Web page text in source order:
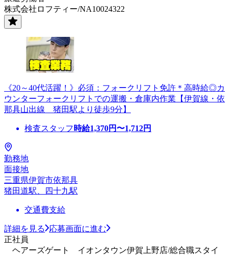
株式会社ロフティー/NA10024322
《20～40代活躍！》必須：フォークリフト免許＊高時給◎カ
ウンターフォークリフトでの運搬・倉庫内作業【伊賀線・依
那具山出線 猪田駅より徒歩9分】
検査スタッフ 時給1,370円〜1,712円
勤務地
面接地
三重県伊賀市依那具
猪田道駅、四十九駅
交通費支給
詳細を見る
応募画面に進む
正社員
ヘアーズゲート イオンタウン伊賀上野店/総合職スタイ